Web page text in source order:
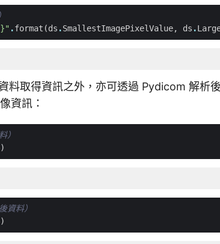
" .format (ds .SmallestImagePixelValue, ds .
料取得資訊之外，亦可透過 Pydicom 解析
資訊：
）
)
資料）
)